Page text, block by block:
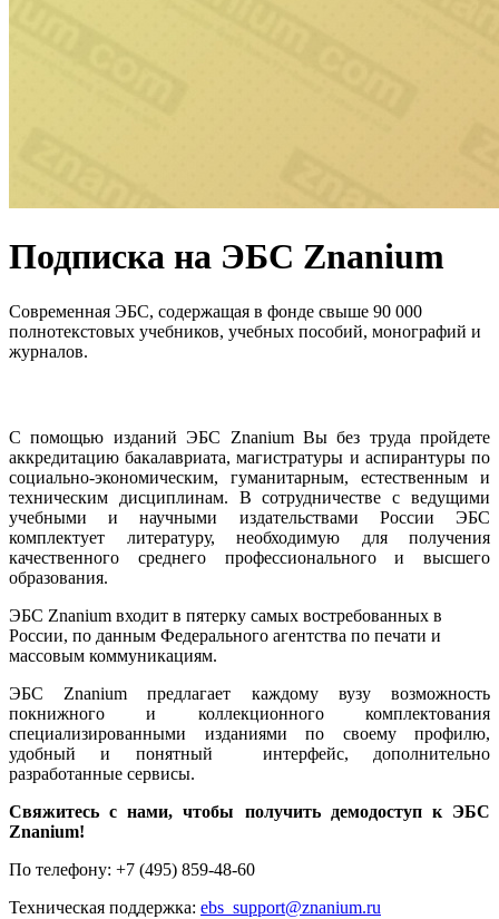
Подписка на ЭБС Znanium
Cовременная ЭБС, содержащая в фонде свыше 90 000
полнотекстовых учебников, учебных пособий, монографий и
журналов.
С помощью изданий ЭБС Znanium Вы без труда пройдете
аккредитацию бакалавриата, магистратуры и аспирантуры по
социально-экономическим, гуманитарным, естественным и
техническим дисциплинам. В сотрудничестве с ведущими
учебными и научными издательствами России ЭБС
комплектует литературу, необходимую для получения
качественного среднего профессионального и высшего
образования.
ЭБС Znanium входит в пятерку самых востребованных в
России, по данным Федерального агентства по печати и
массовым коммуникациям.
ЭБС Znanium предлагает каждому вузу возможность
покнижного и коллекционного комплектования
специализированными изданиями по своему профилю,
удобный и понятный интерфейс, дополнительно
разработанные сервисы.
Свяжитесь с нами, чтобы получить демодоступ к ЭБС
Znanium!
По телефону: +7 (495) 859-48-60
Техническая поддержка: ebs_support@znanium.ru